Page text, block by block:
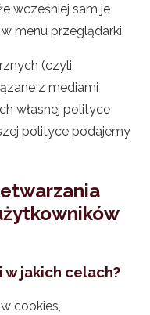
wcześniej sam je
menu przeglądarki.
(czyli
z mediami
własnej polityce
polityce podajemy
jakich celach?
cookies,